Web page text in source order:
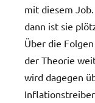
mit diesem
dann ist sie
Über die
der Theorie
wird dagegen